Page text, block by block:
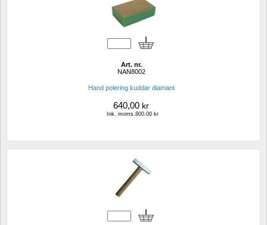
Art. nr.
NAN8002
Hand polering kuddar diamant
640,00 kr
Ink. moms.800,00 kr